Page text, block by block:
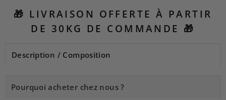
🎁 LIVRAISON OFFERTE À PARTIR
DE 30KG DE COMMANDE 🎁
Description / Composition
Pourquoi acheter chez nous ?